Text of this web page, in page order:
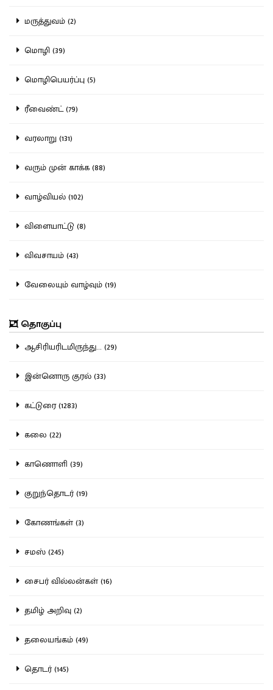
மருத்துவம் (2)
மொழி (39)
மொழிபெயர்ப்பு (5)
ரீவைண்ட் (79)
வரலாறு (131)
வரும் முன் காக்க (88)
வாழ்வியல் (102)
விளையாட்டு (8)
விவசாயம் (43)
வேலையும் வாழ்வும் (19)
தொகுப்பு
ஆசிரியரிடமிருந்து... (29)
இன்னொரு குரல் (33)
கட்டுரை (1283)
கலை (22)
காணொளி (39)
குறுந்தொடர் (19)
கோணங்கள் (3)
சமஸ் (245)
சைபர் வில்லன்கள் (16)
தமிழ் அறிவு (2)
தலையங்கம் (49)
தொடர் (145)